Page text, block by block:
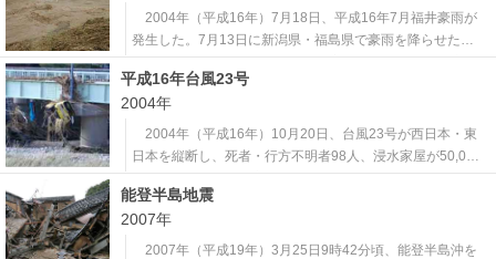
後、冬型の気圧配置が強まっており
2004年（平成16年）7月18日、平成16年7月福井豪雨が
発生した。7月13日に新潟県・福島県で豪雨を降らせた梅
雨前線が福井県で再び活発化し、美山町（現在の福井市）
では半日足らずで300mm近い記録的な雨量を観測した。
足羽川などが氾濫した福井市内では浸水被害により都市機
能が麻痺状態となったほか
平成16年台風23号
2004年
2004年（平成16年）10月20日、台風23号が西日本・東
日本を縦断し、死者・行方不明者98人、浸水家屋が50,000
棟を上回る甚大な被害をもたらし、平成期では最悪の台風
災害の1つとなった。 この年は、上陸した台風が10個と
観測史上最多であったが、この台風はその最後となる10個
目として12時頃に
能登半島地震
2007年
2007年（平成19年）3月25日9時42分頃、能登半島沖を